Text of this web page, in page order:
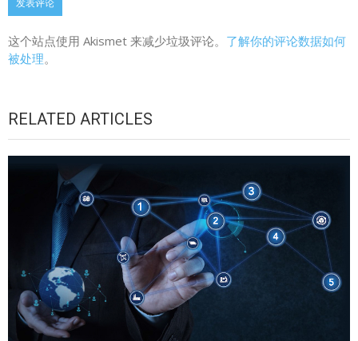
这个站点使用 Akismet 来减少垃圾评论。 了解你的评论数据如何
被处理。
RELATED ARTICLES